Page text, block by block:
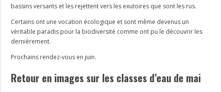
bassins versants et les rejettent vers les exutoires que sont les rus.
Certains ont une vocation écologique et sont même devenus un
véritable paradis pour la biodiversité comme ont pu le découvrir les
dernièrement.
Prochains rendez-vous en juin.
Retour en images sur les classes d’eau de mai